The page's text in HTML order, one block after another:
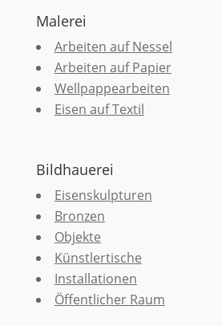
Malerei
Arbeiten auf Nessel
Arbeiten auf Papier
Wellpappearbeiten
Eisen auf Textil
Bildhauerei
Eisenskulpturen
Bronzen
Objekte
Künstlertische
Installationen
Öffentlicher Raum